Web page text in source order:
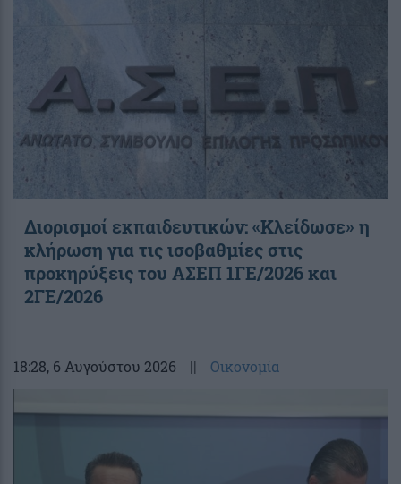
Διορισμοί εκπαιδευτικών: «Κλείδωσε» η
κλήρωση για τις ισοβαθμίες στις
προκηρύξεις του ΑΣΕΠ 1ΓΕ/2026 και
2ΓΕ/2026
18:28, 6 Αυγούστου 2026 || Οικονομία